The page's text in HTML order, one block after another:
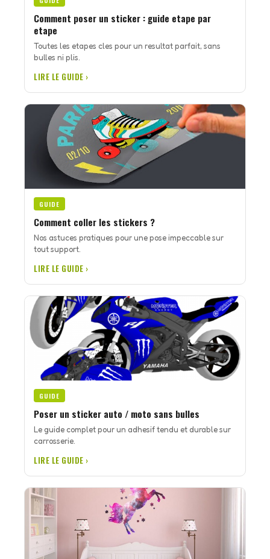
Comment poser un sticker : guide etape par
etape
Toutes les etapes cles pour un resultat parfait, sans
bulles ni plis.
LIRE LE GUIDE ›
GUIDE
Comment coller les stickers ?
Nos astuces pratiques pour une pose impeccable sur
tout support.
LIRE LE GUIDE ›
GUIDE
Poser un sticker auto / moto sans bulles
Le guide complet pour un adhesif tendu et durable sur
carrosserie.
LIRE LE GUIDE ›